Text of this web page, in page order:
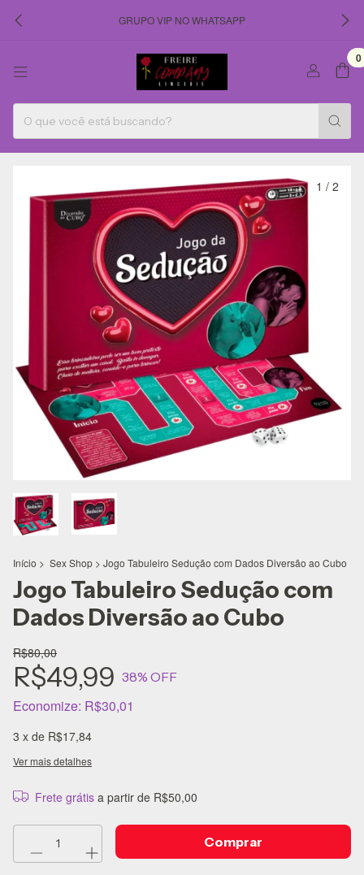
GRUPO VIP NO WHATSAPP
0
1 / 2
Início > ‎ Sex Shop > Jogo Tabuleiro Sedução com Dados Diversão ao Cubo
Jogo Tabuleiro Sedução com
Dados Diversão ao Cubo
R$80,00
R$49,99 38% OFF
Economize: R$30,01
3 x de R$17,84
Ver mais detalhes
Frete grátis a partir de R$50,00